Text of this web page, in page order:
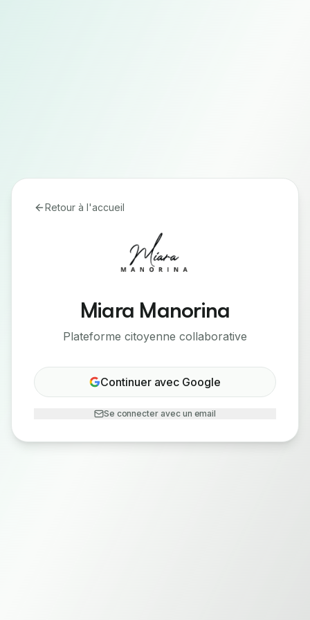
Retour à l'accueil
Miara Manorina
Plateforme citoyenne collaborative
Continuer avec Google
Se connecter avec un email